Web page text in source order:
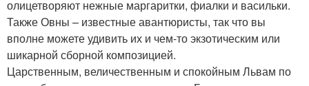
олицетворяют нежные маргаритки, фиалки и васильки.
Также Овны – известные авантюристы, так что вы
вполне можете удивить их и чем-то экзотическим или
шикарной сборной композицией.
Царственным, величественным и спокойным Львам по